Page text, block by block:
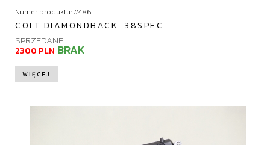
Numer produktu: #486
COLT DIAMONDBACK .38SPEC
SPRZEDANE
2300 PLN BRAK
WIĘCEJ